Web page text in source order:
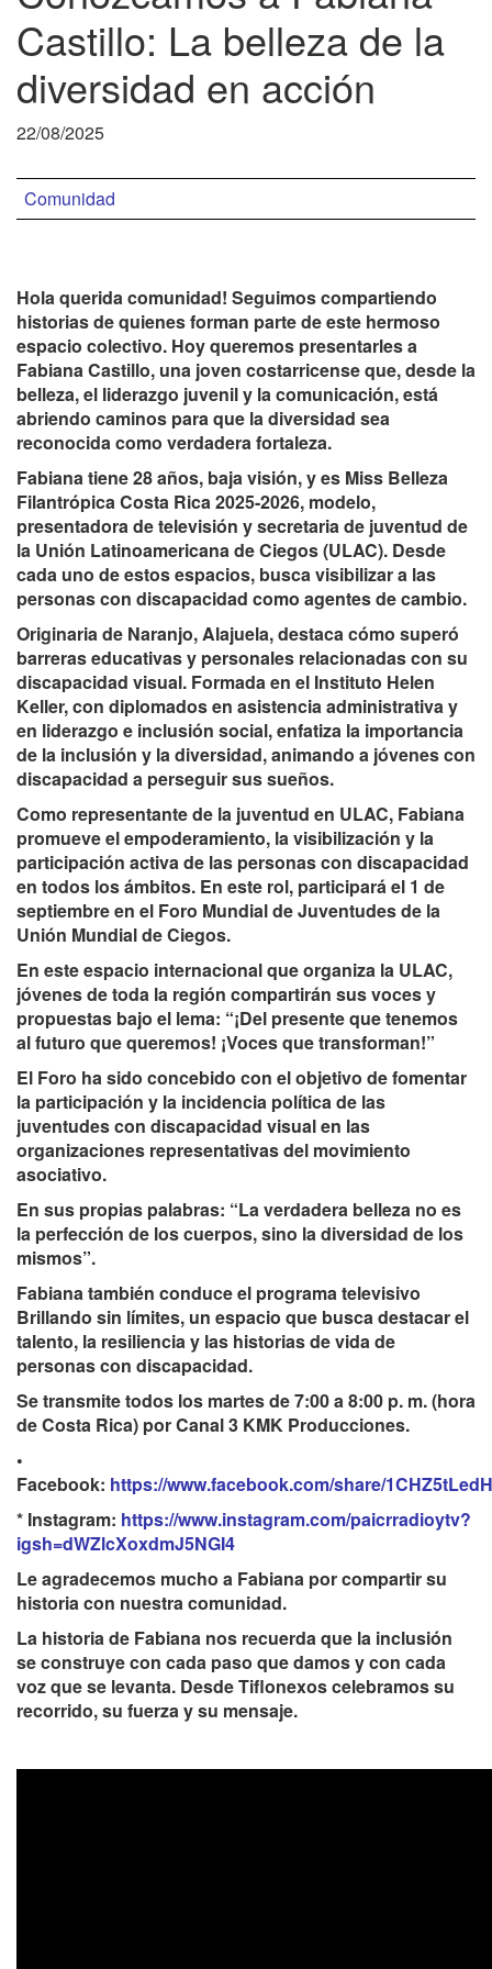
Castillo: La belleza de la
diversidad en acción
22/08/2025
Comunidad
Hola querida comunidad! Seguimos compartiendo
historias de quienes forman parte de este hermoso
espacio colectivo. Hoy queremos presentarles a
Fabiana Castillo, una joven costarricense que, desde la
belleza, el liderazgo juvenil y la comunicación, está
abriendo caminos para que la diversidad sea
reconocida como verdadera fortaleza.
Fabiana tiene 28 años, baja visión, y es Miss Belleza
Filantrópica Costa Rica 2025-2026, modelo,
presentadora de televisión y secretaria de juventud de
la Unión Latinoamericana de Ciegos (ULAC). Desde
cada uno de estos espacios, busca visibilizar a las
personas con discapacidad como agentes de cambio.
Originaria de Naranjo, Alajuela, destaca cómo superó
barreras educativas y personales relacionadas con su
discapacidad visual. Formada en el Instituto Helen
Keller, con diplomados en asistencia administrativa y
en liderazgo e inclusión social, enfatiza la importancia
de la inclusión y la diversidad, animando a jóvenes con
discapacidad a perseguir sus sueños.
Como representante de la juventud en ULAC, Fabiana
promueve el empoderamiento, la visibilización y la
participación activa de las personas con discapacidad
en todos los ámbitos. En este rol, participará el 1 de
septiembre en el Foro Mundial de Juventudes de la
Unión Mundial de Ciegos.
En este espacio internacional que organiza la ULAC,
jóvenes de toda la región compartirán sus voces y
propuestas bajo el lema: “¡Del presente que tenemos
al futuro que queremos! ¡Voces que transforman!”
El Foro ha sido concebido con el objetivo de fomentar
la participación y la incidencia política de las
juventudes con discapacidad visual en las
organizaciones representativas del movimiento
asociativo.
En sus propias palabras: “La verdadera belleza no es
la perfección de los cuerpos, sino la diversidad de los
mismos”.
Fabiana también conduce el programa televisivo
Brillando sin límites, un espacio que busca destacar el
talento, la resiliencia y las historias de vida de
personas con discapacidad.
Se transmite todos los martes de 7:00 a 8:00 p. m. (hora
de Costa Rica) por Canal 3 KMK Producciones.
•
Facebook: https://www.facebook.com/share/
* Instagram: https://www.instagram.com/paicrradioytv?
igsh=dWZlcXoxdmJ5NGI4
Le agradecemos mucho a Fabiana por compartir su
historia con nuestra comunidad.
La historia de Fabiana nos recuerda que la inclusión
se construye con cada paso que damos y con cada
voz que se levanta. Desde Tiflonexos celebramos su
recorrido, su fuerza y su mensaje.